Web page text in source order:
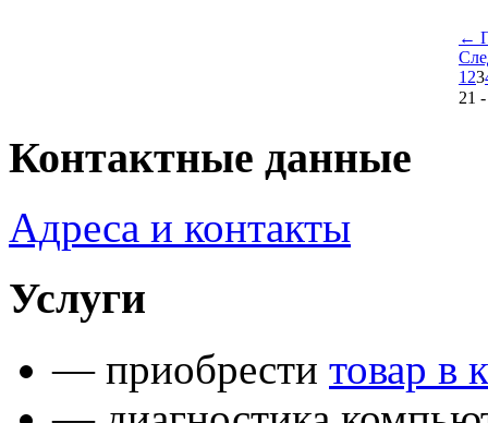
←
1 23
21
Контактные данные
Адреса и контакты
Услуги
— приобрести товар в